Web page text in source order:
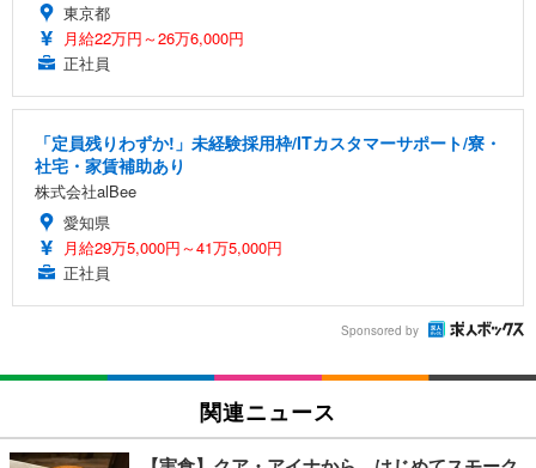
東京都
月給22万円～26万6,000円
正社員
「定員残りわずか!」未経験採用枠/ITカスタマーサポート/寮・
社宅・家賃補助あり
株式会社alBee
愛知県
月給29万5,000円～41万5,000円
正社員
Sponsored by
関連ニュース